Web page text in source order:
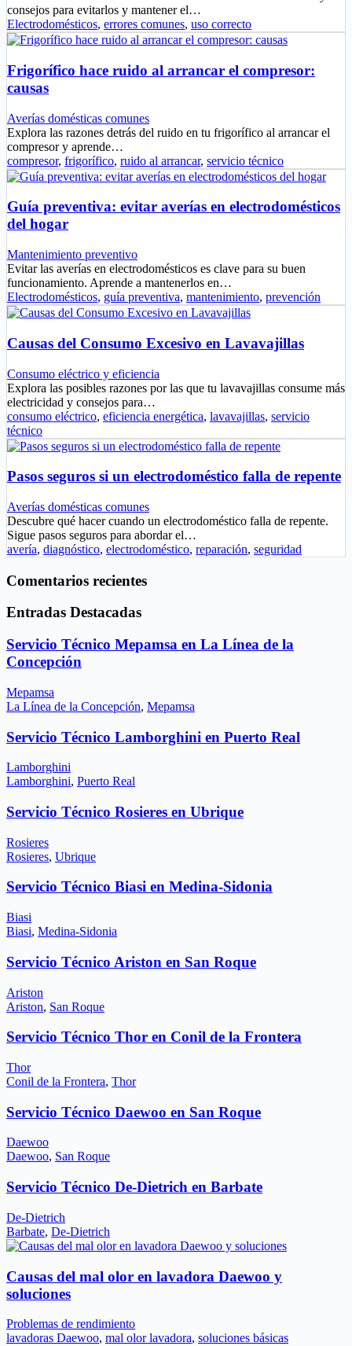
consejos para evitarlos y mantener el…
Electrodomésticos, errores comunes, uso correcto
Frigorífico hace ruido al arrancar el compresor:
causas
Averías domésticas comunes
Explora las razones detrás del ruido en tu frigorífico al arrancar el
compresor y aprende…
compresor, frigorífico, ruido al arrancar, servicio técnico
Guía preventiva: evitar averías en electrodomésticos
del hogar
Mantenimiento preventivo
Evitar las averías en electrodomésticos es clave para su buen
funcionamiento. Aprende a mantenerlos en…
Electrodomésticos, guía preventiva, mantenimiento, prevención
Causas del Consumo Excesivo en Lavavajillas
Consumo eléctrico y eficiencia
Explora las posibles razones por las que tu lavavajillas consume más
electricidad y consejos para…
consumo eléctrico, eficiencia energética, lavavajillas, servicio
técnico
Pasos seguros si un electrodoméstico falla de repente
Averías domésticas comunes
Descubre qué hacer cuando un electrodoméstico falla de repente.
Sigue pasos seguros para abordar el…
avería, diagnóstico, electrodoméstico, reparación, seguridad
Comentarios recientes
Entradas Destacadas
Servicio Técnico Mepamsa en La Línea de la
Concepción
Mepamsa
La Línea de la Concepción, Mepamsa
Servicio Técnico Lamborghini en Puerto Real
Lamborghini
Lamborghini, Puerto Real
Servicio Técnico Rosieres en Ubrique
Rosieres
Rosieres, Ubrique
Servicio Técnico Biasi en Medina-Sidonia
Biasi
Biasi, Medina-Sidonia
Servicio Técnico Ariston en San Roque
Ariston
Ariston, San Roque
Servicio Técnico Thor en Conil de la Frontera
Thor
Conil de la Frontera, Thor
Servicio Técnico Daewoo en San Roque
Daewoo
Daewoo, San Roque
Servicio Técnico De-Dietrich en Barbate
De-Dietrich
Barbate, De-Dietrich
Causas del mal olor en lavadora Daewoo y
soluciones
Problemas de rendimiento
lavadoras Daewoo, mal olor lavadora, soluciones básicas